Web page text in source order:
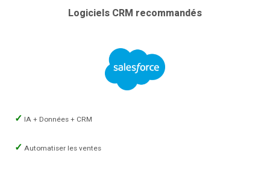
Logiciels CRM recommandés
IA + Données + CRM
Automatiser les ventes